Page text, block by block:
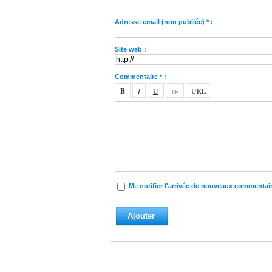
Adresse email (non publiée) * :
Site web :
Commentaire * :
Me notifier l'arrivée de nouveaux